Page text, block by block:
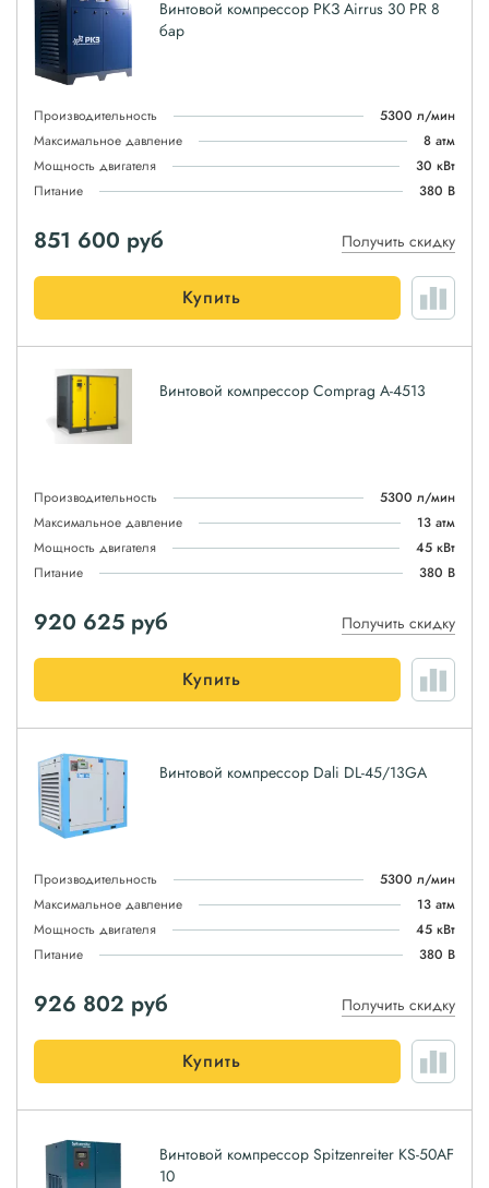
Винтовой компрессор РКЗ Airrus 30 PR 8
бар
Производительность
5300 л/мин
Максимальное давление
8 атм
Мощность двигателя
30 кВт
Питание
380 В
851 600 руб Получить скидку
Купить
Винтовой компрессор Comprag А-4513
Производительность
5300 л/мин
Максимальное давление
13 атм
Мощность двигателя
45 кВт
Питание
380 В
920 625 руб Получить скидку
Купить
Винтовой компрессор Dali DL-45/13GA
Производительность
5300 л/мин
Максимальное давление
13 атм
Мощность двигателя
45 кВт
Питание
380 В
926 802 руб Получить скидку
Купить
Винтовой компрессор Spitzenreiter KS-50AF
10